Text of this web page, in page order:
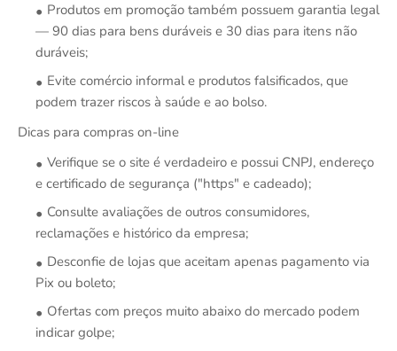
Produtos em promoção também possuem garantia legal
— 90 dias para bens duráveis e 30 dias para itens não
duráveis;
Evite comércio informal e produtos falsificados, que
podem trazer riscos à saúde e ao bolso.
Dicas para compras on-line
Verifique se o site é verdadeiro e possui CNPJ, endereço
e certificado de segurança ("https" e cadeado);
Consulte avaliações de outros consumidores,
reclamações e histórico da empresa;
Desconfie de lojas que aceitam apenas pagamento via
Pix ou boleto;
Ofertas com preços muito abaixo do mercado podem
indicar golpe;